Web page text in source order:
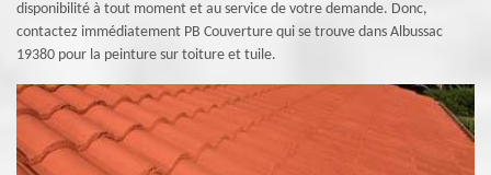
disponibilité à tout moment et au service de votre demande. Donc,
contactez immédiatement PB Couverture qui se trouve dans Albussac
19380 pour la peinture sur toiture et tuile.